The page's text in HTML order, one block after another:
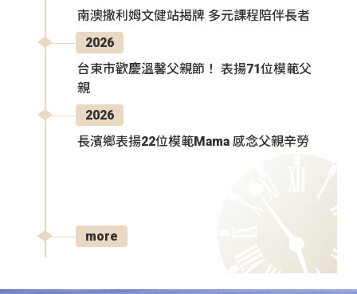
南澳撒利姆文健站揭牌 多元課程陪伴長者
2026
台東市歡慶溫馨父親節！ 表揚71位模範父
親
2026
長濱鄉表揚22位模範Mama 感念父親辛勞
more